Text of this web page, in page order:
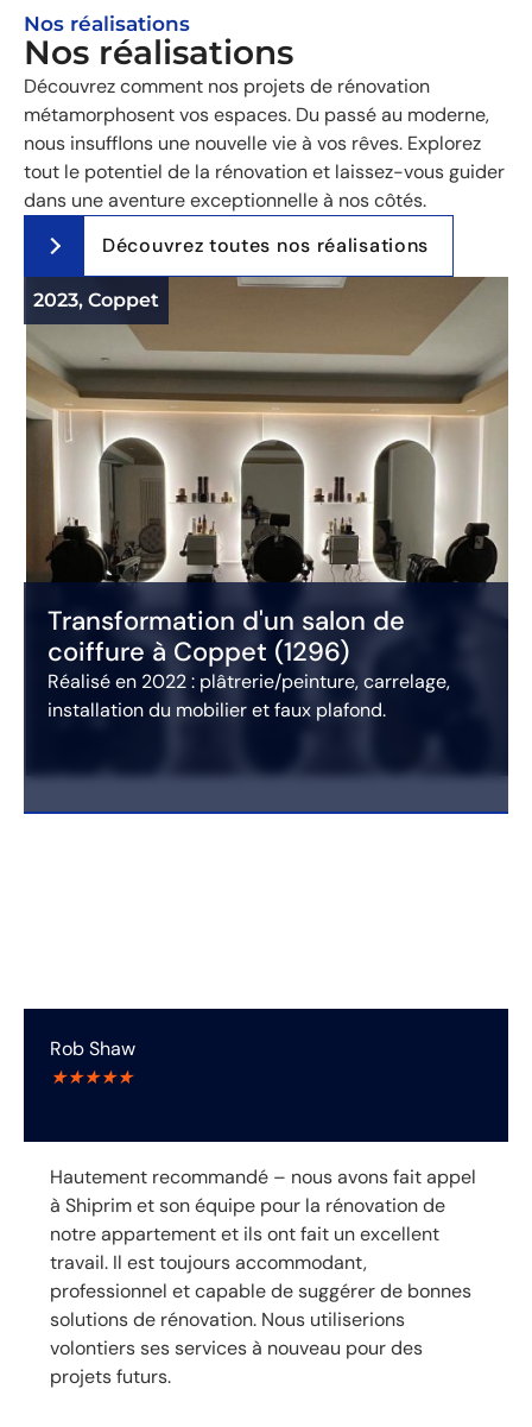
Nos réalisations
Nos réalisations
Découvrez comment nos projets de rénovation
métamorphosent vos espaces. Du passé au moderne,
nous insufflons une nouvelle vie à vos rêves. Explorez
tout le potentiel de la rénovation et laissez-vous guider
dans une aventure exceptionnelle à nos côtés.
Découvrez toutes nos réalisations
Transformation d'un salon de
coiffure à Coppet (1296)
Réalisé en 2022 : plâtrerie/peinture, carrelage,
installation du mobilier et faux plafond.
2023, Coppet
Rob Shaw
★★★★★
Hautement recommandé – nous avons fait appel
à Shiprim et son équipe pour la rénovation de
notre appartement et ils ont fait un excellent
travail. Il est toujours accommodant,
professionnel et capable de suggérer de bonnes
solutions de rénovation. Nous utiliserions
volontiers ses services à nouveau pour des
projets futurs.